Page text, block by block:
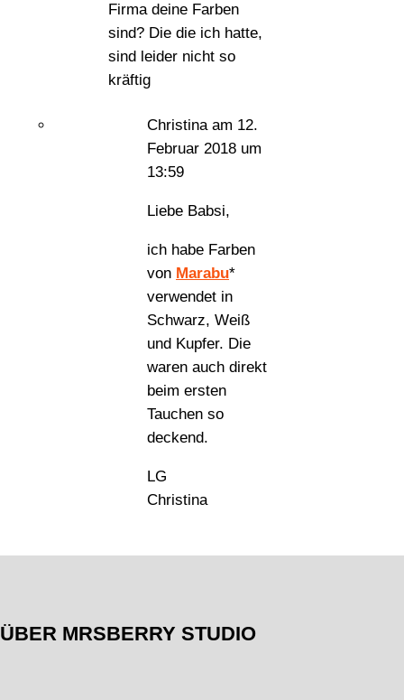
Firma deine Farben
sind? Die die ich hatte,
sind leider nicht so
kräftig
Christina am 12.
Februar 2018 um
13:59
Liebe Babsi,
ich habe Farben
von Marabu*
verwendet in
Schwarz, Weiß
und Kupfer. Die
waren auch direkt
beim ersten
Tauchen so
deckend.
LG
Christina
ÜBER MRSBERRY STUDIO